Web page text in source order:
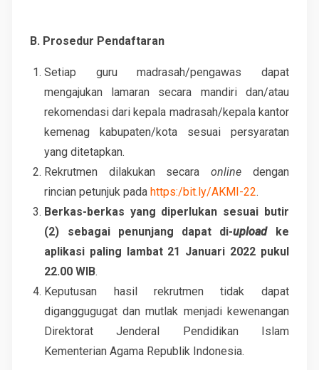
B. Prosedur Pendaftaran
Setiap guru madrasah/pengawas dapat
mengajukan lamaran secara mandiri dan/atau
rekomendasi dari kepala madrasah/kepala kantor
kemenag kabupaten/kota sesuai persyaratan
yang ditetapkan.
Rekrutmen dilakukan secaraonline dengan
rincian petunjuk padahttps:/bit.ly/AKMI-22.
Berkas-berkas yang diperlukan sesuai butir
(2) sebagai penunjang dapat di-upload ke
aplikasi paling lambat 21 Januari 2022 pukul
22.00 WIB.
Keputusan hasil rekrutmen tidak dapat
diganggugugat dan mutlak menjadi kewenangan
Direktorat Jenderal Pendidikan Islam
Kementerian Agama Republik Indonesia.